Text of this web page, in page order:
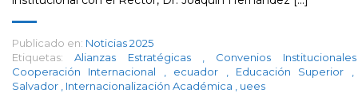
Publicado en: Noticias 2025
Etiquetas:
Alianzas Estratégicas
Convenios
Cooperación Internacional
ecuador Educación Superior
Salvador
Internacionalización Académica uees